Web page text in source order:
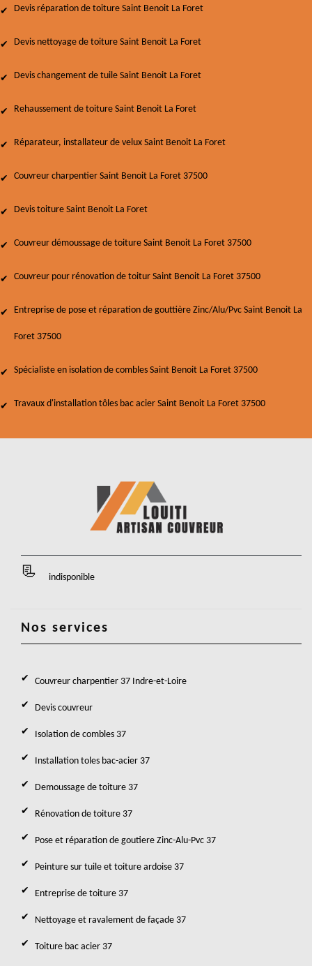
Devis réparation de toiture Saint Benoit La Foret
Devis nettoyage de toiture Saint Benoit La Foret
Devis changement de tuile Saint Benoit La Foret
Rehaussement de toiture Saint Benoit La Foret
Réparateur, installateur de velux Saint Benoit La Foret
Couvreur charpentier Saint Benoit La Foret 37500
Devis toiture Saint Benoit La Foret
Couvreur démoussage de toiture Saint Benoit La Foret 37500
Couvreur pour rénovation de toitur Saint Benoit La Foret 37500
Entreprise de pose et réparation de gouttière Zinc/Alu/Pvc Saint Benoit La
Foret 37500
Spécialiste en isolation de combles Saint Benoit La Foret 37500
Travaux d'installation tôles bac acier Saint Benoit La Foret 37500
indisponible
Nos services
Couvreur charpentier 37 Indre-et-Loire
Devis couvreur
Isolation de combles 37
Installation toles bac-acier 37
Demoussage de toiture 37
Rénovation de toiture 37
Pose et réparation de goutiere Zinc-Alu-Pvc 37
Peinture sur tuile et toiture ardoise 37
Entreprise de toiture 37
Nettoyage et ravalement de façade 37
Toiture bac acier 37